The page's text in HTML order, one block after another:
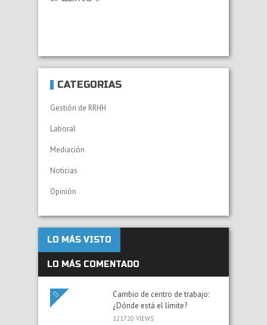
CATEGORÍAS
Gestión de RRHH
Laboral
Mediación
Noticias
Opinión
LO MÁS VISTO
LO MÁS COMENTADO
Cambio de centro de trabajo:
¿Dónde está el límite?
121720 VIEWS